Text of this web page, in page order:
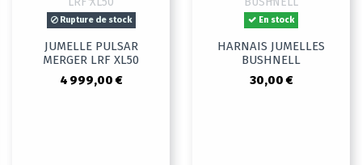
Rupture de stock
JUMELLE PULSAR
MERGER LRF XL50
4 999,00 €
En stock
HARNAIS JUMELLES
BUSHNELL
30,00 €